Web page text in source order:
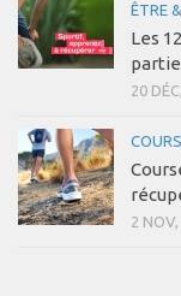
Coaching Santé
Bien-être & Santé
Actu Santé
Sophrologie
Bien-être &
Vidéos
ÊTRE
Les
partie
20
2